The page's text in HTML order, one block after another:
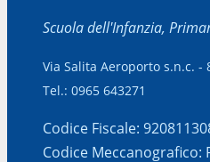
Scuola dell'Infanzia,
Via Salita Aeroporto s.n.c. -
Tel.: 0965 643271
Codice Fiscale:
Codice Meccanografico: